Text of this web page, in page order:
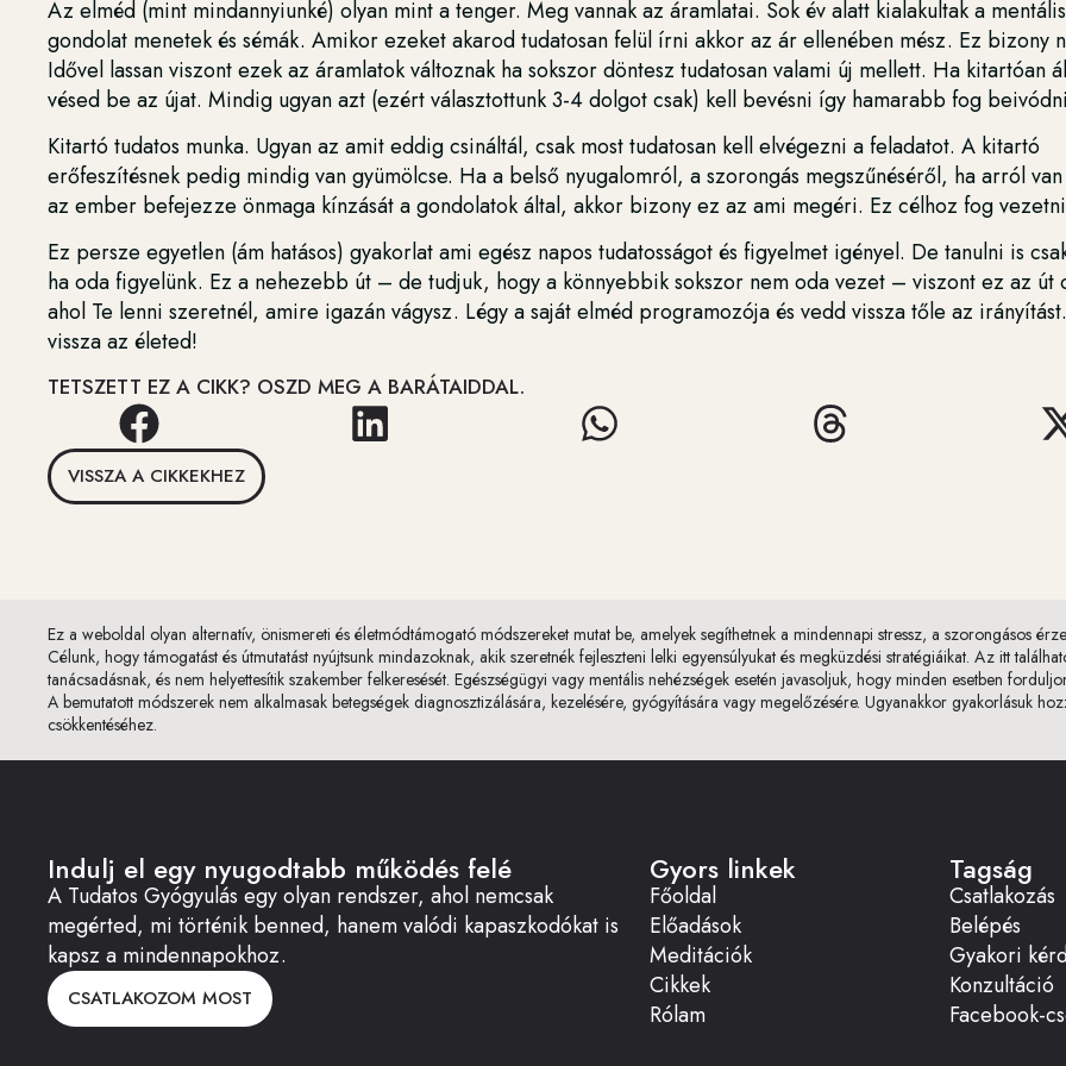
Az elméd (mint mindannyiunké) olyan mint a tenger. Meg vannak az áramlatai. Sok év alatt kialakultak a
gondolat menetek és sémák. Amikor ezeket akarod tudatosan felül írni akkor az ár ellenében mész. Ez bizony
Idővel lassan viszont ezek az áramlatok változnak ha sokszor döntesz tudatosan valami új mellett. Ha kitartóan
vésed be az újat. Mindig ugyan azt (ezért választottunk 3-4 dolgot csak) kell bevésni így hamarabb fog
Kitartó tudatos munka. Ugyan az amit eddig csináltál, csak most tudatosan kell elvégezni a feladatot. A kitartó
erőfeszítésnek pedig mindig van gyümölcse. Ha a belső nyugalomról, a szorongás megszűnéséről, ha arról
az ember befejezze önmaga kínzását a gondolatok által, akkor bizony ez az ami megéri. Ez célhoz fog
Ez persze egyetlen (ám hatásos) gyakorlat ami egész napos tudatosságot és figyelmet igényel. De tanulni is
ha oda figyelünk. Ez a nehezebb út – de tudjuk, hogy a könnyebbik sokszor nem oda vezet – viszont ez az út
ahol Te lenni szeretnél, amire igazán vágysz. Légy a saját elméd programozója és vedd vissza tőle az
vissza az életed!
TETSZETT EZ A CIKK? OSZD MEG A BARÁTAIDDAL.
VISSZA A CIKKEKHEZ
Ez a weboldal olyan alternatív, önismereti és életmódtámogató módszereket mutat be, amelyek segíthetnek a mindennapi stressz, a szorongásos
Célunk, hogy támogatást és útmutatást nyújtsunk mindazoknak, akik szeretnék fejleszteni lelki egyensúlyukat és megküzdési stratégiáikat. Az itt
tanácsadásnak, és nem helyettesítik szakember felkeresését. Egészségügyi vagy mentális nehézségek esetén javasoljuk, hogy minden esetben
A bemutatott módszerek nem alkalmasak betegségek diagnosztizálására, kezelésére, gyógyítására vagy megelőzésére. Ugyanakkor gyakorlásuk
csökkentéséhez.
Indulj el egy nyugodtabb működés felé
A Tudatos Gyógyulás egy olyan rendszer, ahol nemcsak
megérted, mi történik benned, hanem valódi kapaszkodókat is
kapsz a mindennapokhoz.
CSATLAKOZOM MOST
Gyors linkek
Főoldal
Előadások
Meditációk
Cikkek
Rólam
Tagság
Csatlakozás
Belépés
Gyakori
Konzultáció
Facebook-